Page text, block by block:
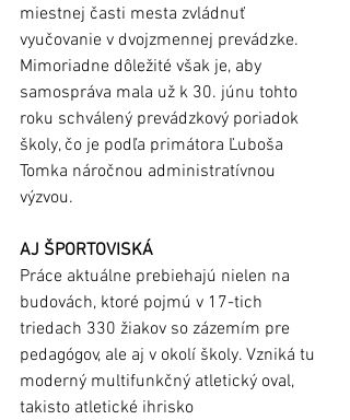
miestnej časti mesta zvládnuť
vyučovanie v dvojzmennej prevádzke.
Mimoriadne dôležité však je, aby
samospráva mala už k 30. júnu tohto
roku schválený prevádzkový poriadok
školy, čo je podľa primátora Ľuboša
Tomka náročnou administratívnou
výzvou.
AJ ŠPORTOVISKÁ
Práce aktuálne prebiehajú nielen na
budovách, ktoré pojmú v 17-tich
triedach 330 žiakov so zázemím pre
pedagógov, ale aj v okolí školy. Vzniká tu
moderný multifunkčný atletický oval,
takisto atletické ihrisko